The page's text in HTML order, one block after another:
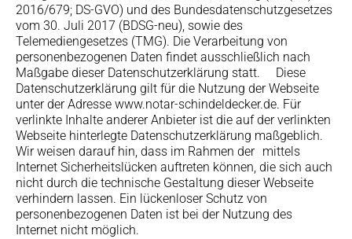
2016/679; DS-GVO) und des Bundesdatenschutzgesetzes
vom 30. Juli 2017 (BDSG-neu), sowie des
Telemediengesetzes (TMG). Die Verarbeitung von
personenbezogenen Daten findet ausschließlich nach
Maßgabe dieser Datenschutzerklärung statt. Diese
Datenschutzerklärung gilt für die Nutzung der Webseite
unter der Adresse www.notar-schindeldecker.de. Für
verlinkte Inhalte anderer Anbieter ist die auf der verlinkten
Webseite hinterlegte Datenschutzerklärung maßgeblich.
Wir weisen darauf hin, dass im Rahmen der mittels
Internet Sicherheitslücken auftreten können, die sich auch
nicht durch die technische Gestaltung dieser Webseite
verhindern lassen. Ein lückenloser Schutz von
personenbezogenen Daten ist bei der Nutzung des
Internet nicht möglich.